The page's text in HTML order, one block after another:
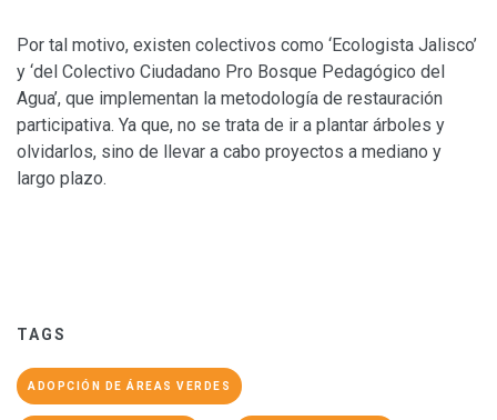
Por tal motivo, existen colectivos como ‘Ecologista Jalisco’
y ‘del Colectivo Ciudadano Pro Bosque Pedagógico del
Agua’, que implementan la metodología de restauración
participativa. Ya que, no se trata de ir a plantar árboles y
olvidarlos, sino de llevar a cabo proyectos a mediano y
largo plazo.
TAGS
ADOPCIÓN DE ÁREAS VERDES